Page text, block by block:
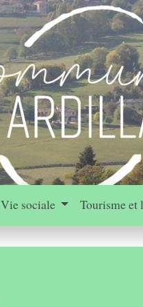
Vie sociale Tourisme et